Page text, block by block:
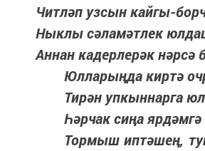
Читләп узсын кайгы-
Ныклы сәламәтлек
Аннан кадерлерәк нәрсә
Юлларыңда киртә
Тирән упкыннарга
Һәрчак сиңа
Тормыш иптәшең,